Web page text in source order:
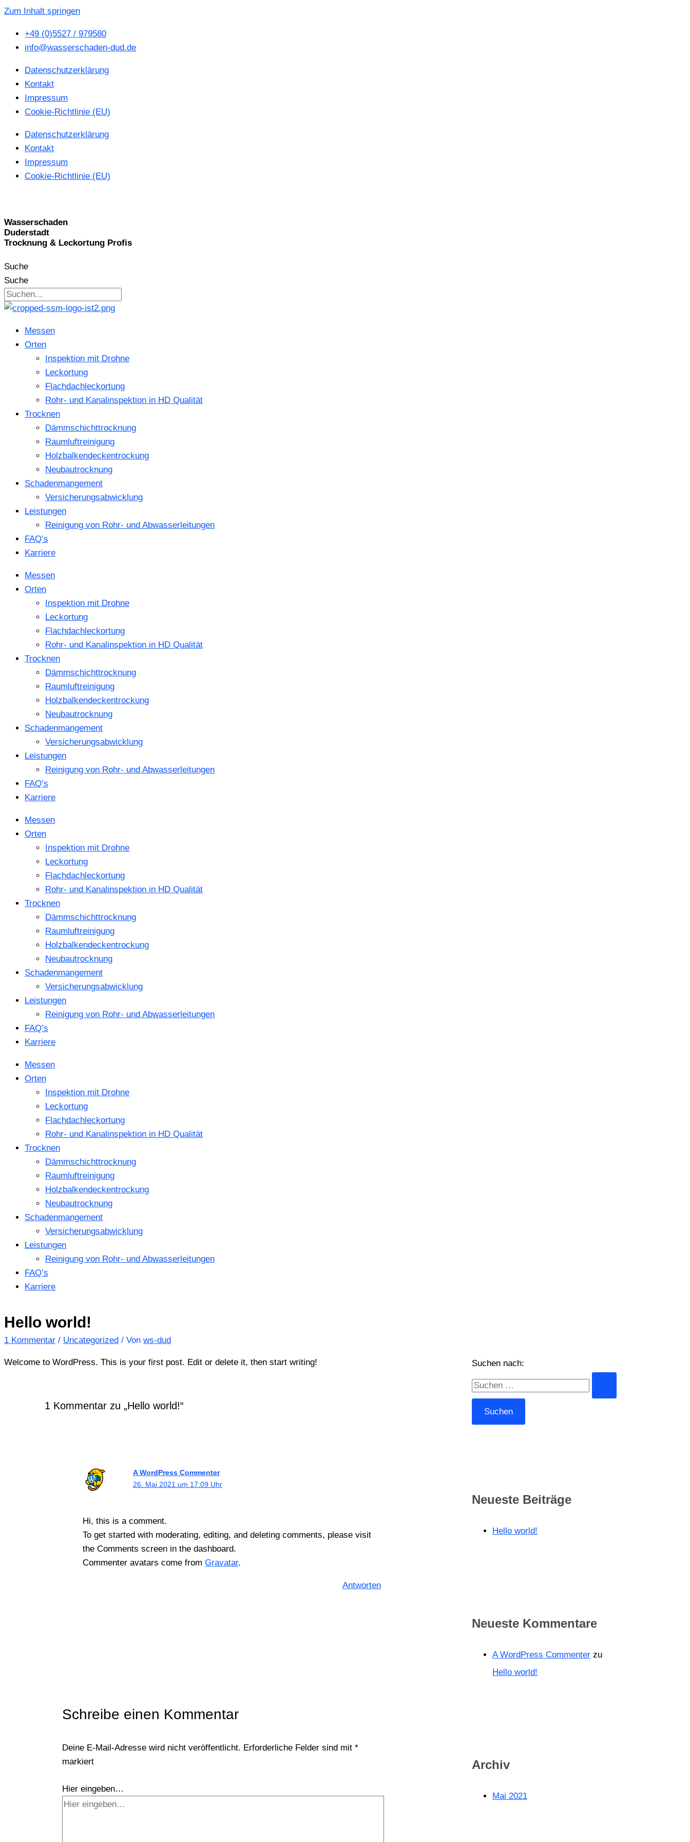
Zum Inhalt springen
+49 (0)5527 / 979580
info@wasserschaden-dud.de
Datenschutzerklärung
Kontakt
Impressum
Cookie-Richtlinie (EU)
Datenschutzerklärung
Kontakt
Impressum
Cookie-Richtlinie (EU)
Wasserschaden
Duderstadt
Trocknung & Leckortung Profis
Suche
Suche
Messen
Orten
Inspektion mit Drohne
Leckortung
Flachdachleckortung
Rohr- und Kanalinspektion in HD Qualität
Trocknen
Dämmschichttrocknung
Raumluftreinigung
Holzbalkendeckentrockung
Neubautrocknung
Schadenmangement
Versicherungsabwicklung
Leistungen
Reinigung von Rohr- und Abwasserleitungen
FAQ’s
Karriere
Messen
Orten
Inspektion mit Drohne
Leckortung
Flachdachleckortung
Rohr- und Kanalinspektion in HD Qualität
Trocknen
Dämmschichttrocknung
Raumluftreinigung
Holzbalkendeckentrockung
Neubautrocknung
Schadenmangement
Versicherungsabwicklung
Leistungen
Reinigung von Rohr- und Abwasserleitungen
FAQ’s
Karriere
Messen
Orten
Inspektion mit Drohne
Leckortung
Flachdachleckortung
Rohr- und Kanalinspektion in HD Qualität
Trocknen
Dämmschichttrocknung
Raumluftreinigung
Holzbalkendeckentrockung
Neubautrocknung
Schadenmangement
Versicherungsabwicklung
Leistungen
Reinigung von Rohr- und Abwasserleitungen
FAQ’s
Karriere
Messen
Orten
Inspektion mit Drohne
Leckortung
Flachdachleckortung
Rohr- und Kanalinspektion in HD Qualität
Trocknen
Dämmschichttrocknung
Raumluftreinigung
Holzbalkendeckentrockung
Neubautrocknung
Schadenmangement
Versicherungsabwicklung
Leistungen
Reinigung von Rohr- und Abwasserleitungen
FAQ’s
Karriere
Hello world!
1 Kommentar / Uncategorized / Von ws-dud
Welcome to WordPress. This is your first post. Edit or delete it, then start writing!
1 Kommentar zu „Hello world!“
A WordPress Commenter
26. Mai 2021 um 17:09 Uhr
Hi, this is a comment.
To get started with moderating, editing, and deleting comments, please visit
the Comments screen in the dashboard.
Commenter avatars come fromGravatar.
Antworten
Schreibe einen Kommentar
Deine E-Mail-Adresse wird nicht veröffentlicht. Erforderliche Felder sind mit*
markiert
Hier eingeben…
Suchen nach:
Neueste Beiträge
Hello world!
Neueste Kommentare
A WordPress Commenter zu
Hello world!
Archiv
Mai 2021